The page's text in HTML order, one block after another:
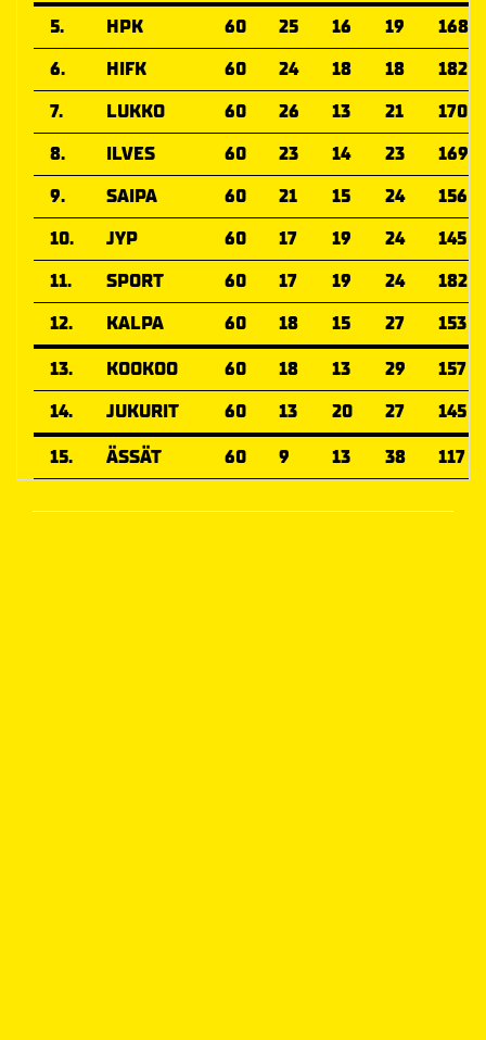
5.
HPK 60 25 16 19
168
6.
HIFK 60 24 18 18
182
7.
LUKKO 60 26 13 21
170
8.
ILVES 60 23 14 23
169
9.
SAIPA 60 21 15 24
156
10.
JYP 60 17 19 24
145
11.
SPORT 60 17 19 24
182
12.
KALPA 60 18 15 27
153
13.
KOOKOO 60 18 13 29
157
14.
JUKURIT 60 13 20 27
145
15.
ÄSSÄT 60 9 13 38 117